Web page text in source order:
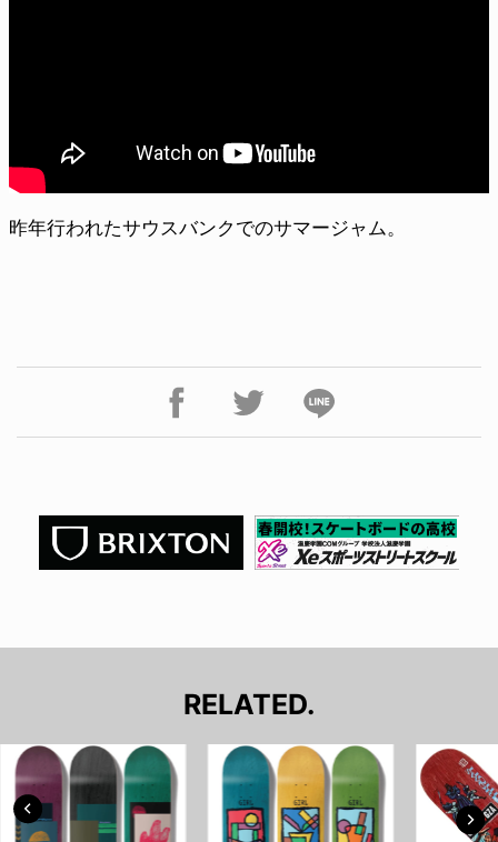
昨年行われたサウスバンクでのサマージャム。
RELATED.